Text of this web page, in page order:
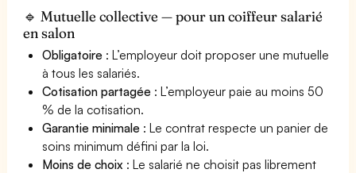
🔹 Mutuelle collective — pour un coiffeur salarié
en salon
Obligatoire : L’employeur doit proposer une mutuelle
à tous les salariés.
Cotisation partagée : L’employeur paie au moins 50
% de la cotisation.
Garantie minimale : Le contrat respecte un panier de
soins minimum défini par la loi.
Moins de choix : Le salarié ne choisit pas librement